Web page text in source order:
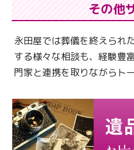
その他
永田屋では葬儀を終えられ
する様々な相談も、 経験豊
門家と連携を取りながらト